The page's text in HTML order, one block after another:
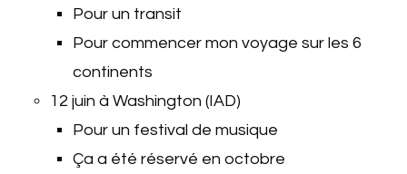
Pour un transit
Pour commencer mon voyage sur les 6
continents
12 juin à Washington (IAD)
Pour un festival de musique
Ça a été réservé en octobre